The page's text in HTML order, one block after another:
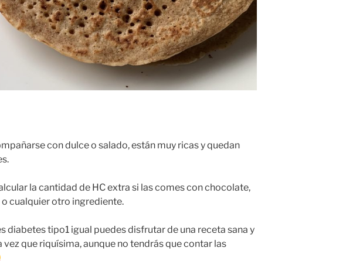
con dulce o salado, están muy ricas y quedan
la cantidad de HC extra si las comes con chocolate,
cualquier otro ingrediente.
diabetes tipo1 igual puedes disfrutar de una receta sana y
vez que riquísima, aunque no tendrás que contar las